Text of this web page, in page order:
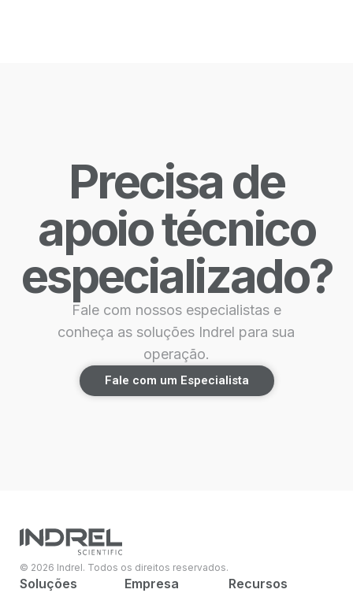
Precisa de
apoio técnico
especializado?
Fale com nossos especialistas e
conheça as soluções Indrel para sua
operação.
Fale com um Especialista
© 2026 Indrel. Todos os direitos reservados.
Soluções Empresa Recursos